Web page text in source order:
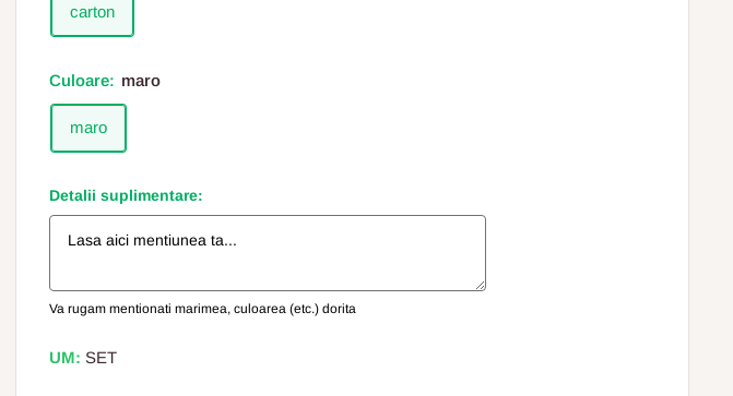
carton
Culoare: maro
maro
Detalii suplimentare:
Va rugam mentionati marimea, culoarea (etc.) dorita
UM: SET